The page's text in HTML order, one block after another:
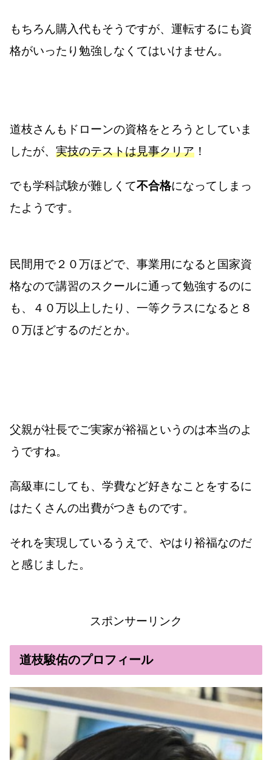
もちろん購入代もそうですが、運転するにも資
格がいったり勉強しなくてはいけません。
道枝さんもドローンの資格をとろうとしていま
したが、 実技のテストは見事クリア ！
でも学科試験が難しくて不合格になってしまっ
たようです。
民間用で２０万ほどで、事業用になると国家資
格なので講習のスクールに通って勉強するのに
も、４０万以上したり、一等クラスになると８
０万ほどするのだとか。
父親が社長でご実家が裕福というのは本当のよ
うですね。
高級車にしても、学費など好きなことをするに
はたくさんの出費がつきものです。
それを実現しているうえで、やはり裕福なのだ
と感じました。
スポンサーリンク
道枝駿佑のプロフィール